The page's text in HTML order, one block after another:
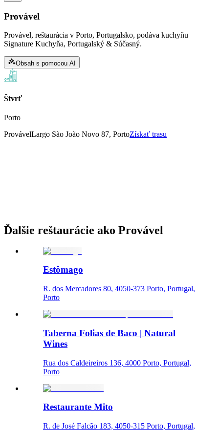
Provável
Provável, reštaurácia v Porto, Portugalsko, podáva kuchyňu
Signature Kuchyňa, Portugalský & Súčasný.
Obsah s pomocou AI
Štvrť
Porto
ProvávelLargo São João Novo 87, PortoZískať trasu
Ďalšie reštaurácie ako Provável
Estômago
R. dos Mercadores 80, 4050-373 Porto, Portugal,
Porto
Taberna Folias de Baco | Natural
Wines
Rua dos Caldeireiros 136, 4000 Porto, Portugal,
Porto
Restaurante Mito
R. de José Falcão 183, 4050-315 Porto, Portugal,